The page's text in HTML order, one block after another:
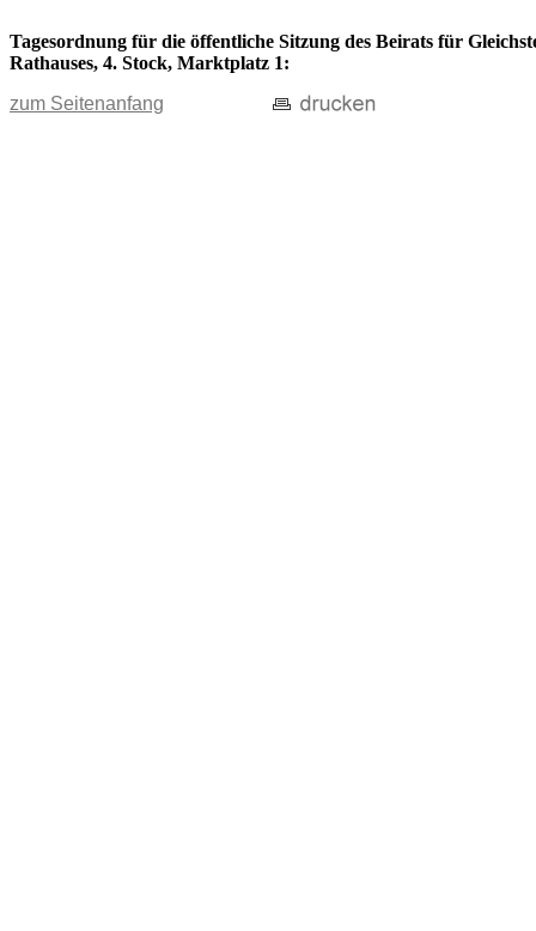
Tagesordnung für die öffentliche Sitzung des Beirats für
Rathauses, 4. Stock, Marktplatz 1:
zum Seitenanfang